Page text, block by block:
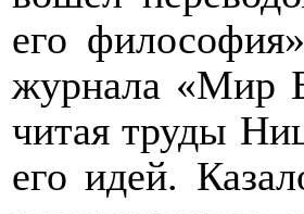
его
журнала «Мир
читая труды
его идей.